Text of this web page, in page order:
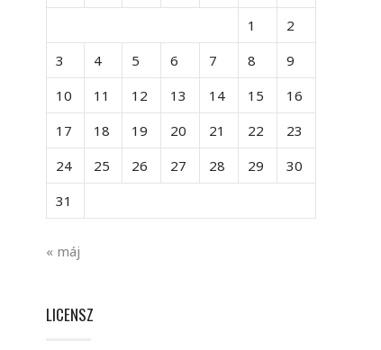
1
2
3
4 5 6 7 8
9
10
11 12 13 14 15
16
17
18 19 20 21 22
23
24
25 26 27 28 29
30
31
« máj
LICENSZ